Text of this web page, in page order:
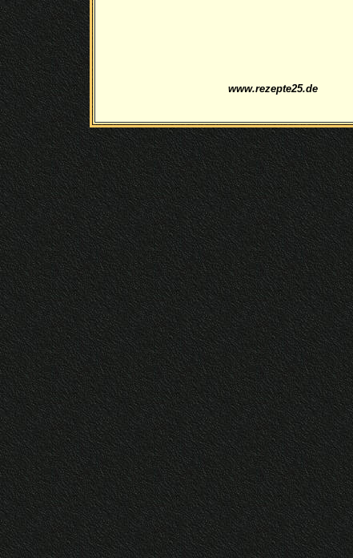
www.rezepte25.de